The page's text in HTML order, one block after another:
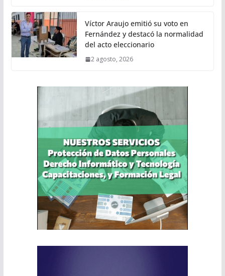
Víctor Araujo emitió su voto en
Fernández y destacó la normalidad
del acto eleccionario
2 agosto, 2026